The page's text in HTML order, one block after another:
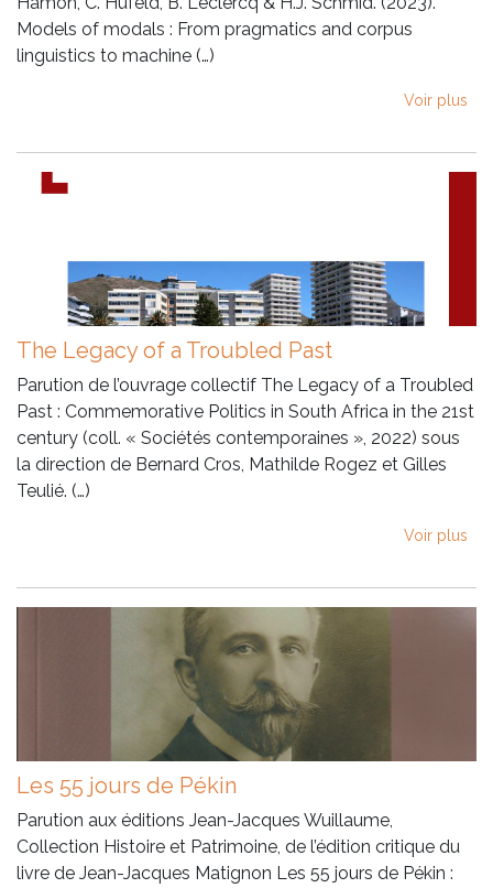
Models of modals : From pragmatics and corpus
linguistics to machine (…)
Voir plus
The Legacy of a Troubled Past
Parution de l’ouvrage collectif The Legacy of a Troubled
Past : Commemorative Politics in South Africa in the 21st
century (coll. « Sociétés contemporaines », 2022) sous
la direction de Bernard Cros, Mathilde Rogez et Gilles
Teulié. (…)
Voir plus
Les 55 jours de Pékin
Parution aux éditions Jean-Jacques Wuillaume,
Collection Histoire et Patrimoine, de l’édition critique du
livre de Jean-Jacques Matignon Les 55 jours de Pékin :